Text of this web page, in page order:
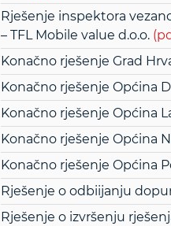
Rješenje inspektora
– TFL Mobile value d.o.o.
Konačno rješenje Grad
Konačno rješenje Općina
Konačno rješenje Općina
Konačno rješenje Općina
Konačno rješenje Općina
Rješenje o odbiijanju
Rješenje o izvršenju